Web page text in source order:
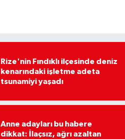
Rize'nin Fındıklı ilçesinde deniz
kenarındaki işletme adeta
tsunamiyi yaşadı
Anne adayları bu habere
dikkat: İlaçsız, ağrı azaltan